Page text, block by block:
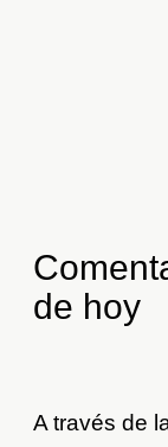
de hoy
A través de